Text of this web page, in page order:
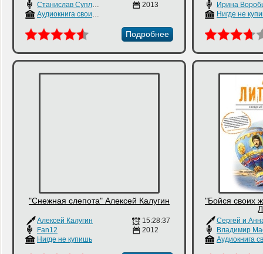
Станислав Суплатович
Аудиокнига своими руками
2013
Подробнее
Ирина
Нигде не
"Снежная слепота" Алексей Калугин
Алексей Калугин
Fan12
Нигде не купишь
15:28:37
2012
"Бойся своих